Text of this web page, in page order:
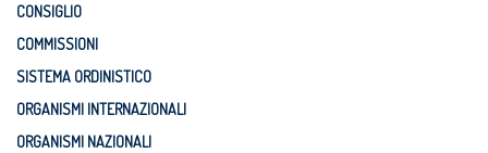
CONSIGLIO
COMMISSIONI
SISTEMA ORDINISTICO
ORGANISMI INTERNAZIONALI
ORGANISMI NAZIONALI